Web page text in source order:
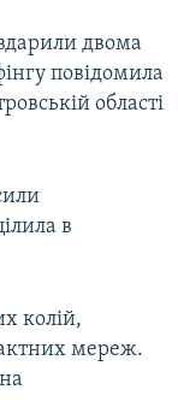
двома
повідомила
області
в
колій,
мереж.